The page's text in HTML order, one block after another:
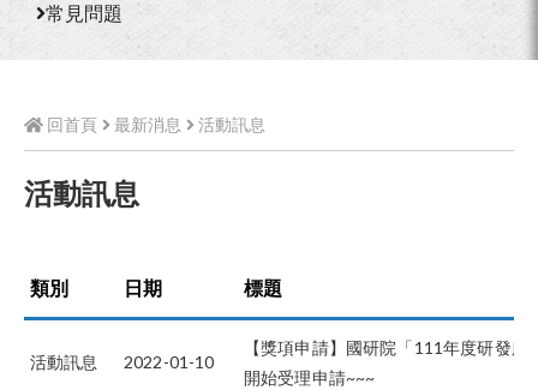
常見問題
回首頁 最新消息 活動訊息
活動訊息
類別 日期 標題
活動訊息 2022-01-10
【獎項申請】國研院「111年度研發
開始受理申請~~~